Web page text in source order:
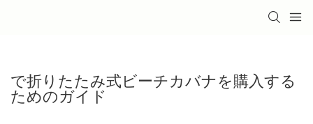
で折りたたみ式ビーチカバナを購入する
ためのガイド